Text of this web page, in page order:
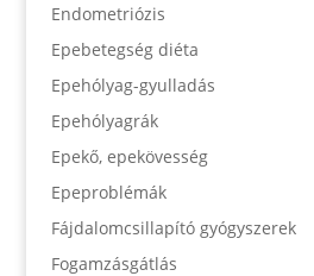
Endometriózis
Epebetegség diéta
Epehólyag-gyulladás
Epehólyagrák
Epekő, epekövesség
Epeproblémák
Fájdalomcsillapító gyógyszerek
Fogamzásgátlás